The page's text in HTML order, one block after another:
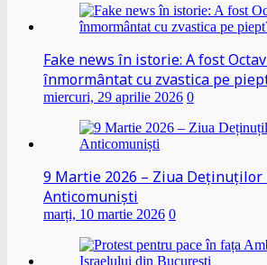
Fake news în istorie: A fost
înmormântat cu zvastica pe
miercuri, 29 aprilie 2026 0
9 Martie 2026 – Ziua Deținuților
Anticomuniști
marți, 10 martie 2026 0